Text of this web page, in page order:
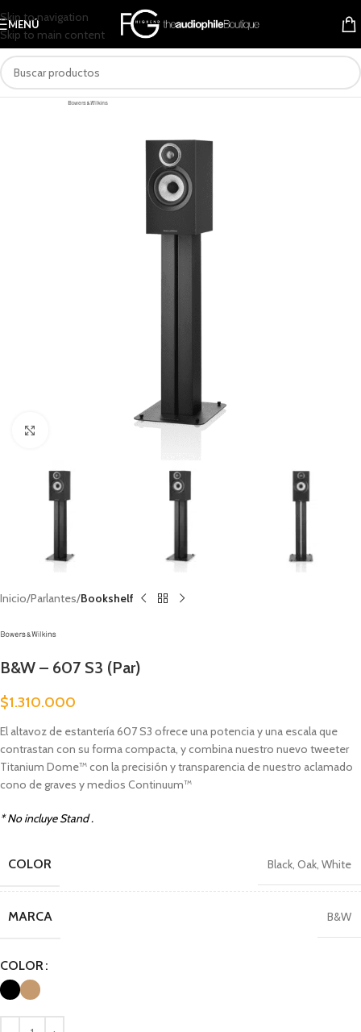
Skip to navigation
Skip to main content
MENÚ
Inicio Parlantes Bookshelf
B&W – 607 S3 (Par)
$1.310.000
El altavoz de estantería 607 S3 ofrece una potencia y una escala que
contrastan con su forma compacta, y combina nuestro nuevo tweeter
Titanium Dome™ con la precisión y transparencia de nuestro aclamado
cono de graves y medios Continuum™
* No incluye Stand .
COLOR Black, Oak, White
MARCA B&W
COLOR